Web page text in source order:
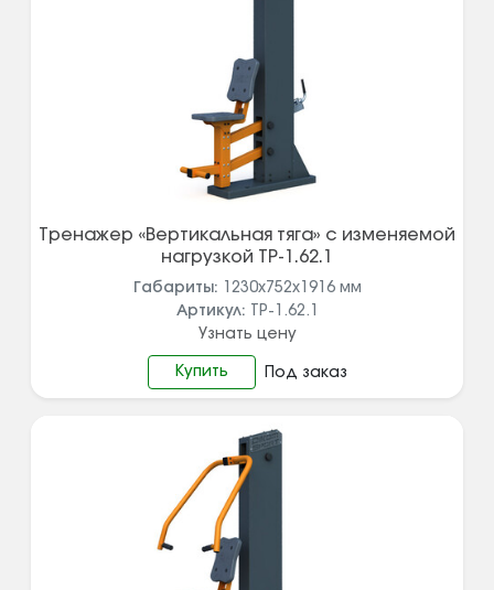
Тренажер «Вертикальная тяга» с изменяемой
нагрузкой ТР-1.62.1
Габариты: 1230х752х1916 мм
Артикул: ТР-1.62.1
Узнать цену
Купить Под заказ